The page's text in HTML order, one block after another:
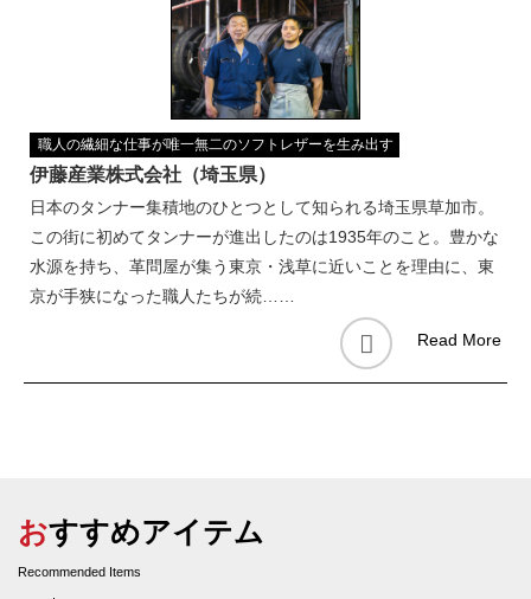
職人の繊細な仕事が唯一無二のソフトレザーを生み出す
伊藤産業株式会社（埼玉県）
日本のタンナー集積地のひとつとして知られる埼玉県草加市。
この街に初めてタンナーが進出したのは1935年のこと。豊かな
水源を持ち、革問屋が集う東京・浅草に近いことを理由に、東
京が手狭になった職人たちが続……
Read More
おすすめアイテム
Recommended Items